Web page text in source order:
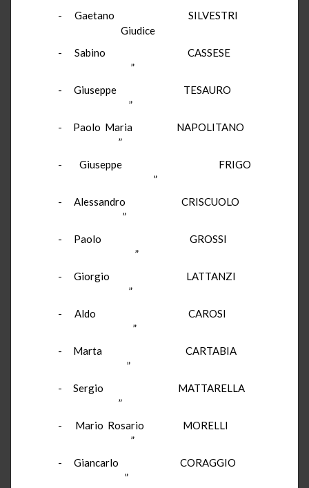
-
Gaetano
SILVESTRI
Giudice
-
Sabino
CASSESE
”
-
Giuseppe
TESAURO
”
-
Paolo Maria
NAPOLITANO
”
-
Giuseppe
FRIGO
”
-
Alessandro
CRISCUOLO
”
-
Paolo
GROSSI
”
-
Giorgio
LATTANZI
”
-
Aldo
CAROSI
”
-
Marta
CARTABIA
”
-
Sergio
MATTARELLA
”
-
Mario Rosario
MORELLI
”
-
Giancarlo
CORAGGIO
”